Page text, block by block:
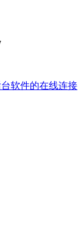
软件的在线连接